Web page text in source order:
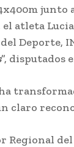
junto
el atleta
Deporte,
”, disputados
claro
del